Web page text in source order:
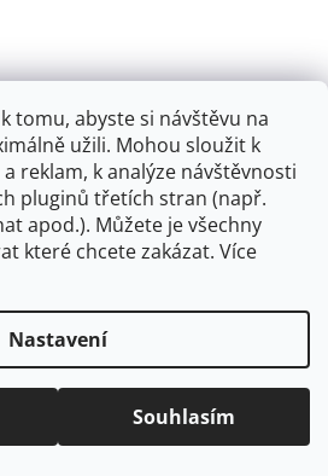
tomu, abyste si návštěvu na
užili. Mohou sloužit k
reklam, k analýze návštěvnosti
pluginů třetích stran (např.
apod.). Můžete je všechny
které chcete zakázat. Více
Nastavení
Souhlasím
koupelna
+ plnenieshopu.cz
baterie.cz. Všechna práva